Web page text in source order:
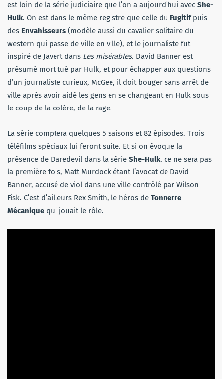
est loin de la série judiciaire que l’on a aujourd’hui avec She-
Hulk. On est dans le même registre que celle du Fugitifpuis
des Envahisseurs (modèle aussi du cavalier solitaire du
western qui passe de ville en ville), et le journaliste fut
inspiré de Javert dans Les misérables. David Banner est
présumé mort tué par Hulk, et pour échapper aux questions
d’un journaliste curieux, McGee, il doit bouger sans arrêt de
ville après avoir aidé les gens en se changeant en Hulk sous
le coup de la colère, de la rage.
La série comptera quelques 5 saisons et 82 épisodes. Trois
téléfilms spéciaux lui feront suite. Et si on évoque la
présence de Daredevil dans la série She-Hulk, ce ne sera pas
la première fois, Matt Murdock étant l’avocat de David
Banner, accusé de viol dans une ville contrôlé par Wilson
Fisk. C’est d’ailleurs Rex Smith, le héros de Tonnerre
Mécanique qui jouait le rôle.